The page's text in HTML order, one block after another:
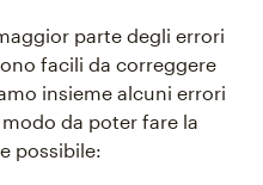
parte degli errori
facili da correggere
insieme alcuni errori
da poter fare la
possibile: